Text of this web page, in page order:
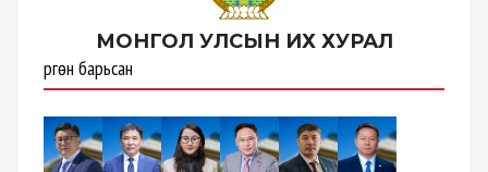
МОНГОЛ УЛСЫН ИХ ХУРАЛ
Өргөн барьсан